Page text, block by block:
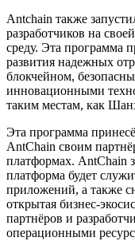
Antchain также
разработчиков на
среду. Эта программа
развития надежных
блокчейном,
инновационными
таким местам, как
Эта программа
AntChain своим
платформах. AntChain
платформа будет
приложений, а также
открытая бизнес-
партнёров и
операционными